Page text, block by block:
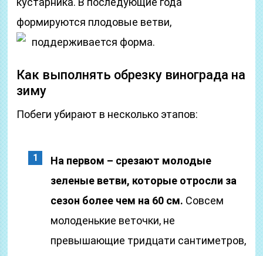
формируются плодовые ветви,
поддерживается форма.
Как выполнять обрезку винограда на
зиму
Побеги убирают в несколько этапов:
На первом – срезают молодые
зеленые ветви, которые отросли за
сезон более чем на 60 см. Совсем
молоденькие веточки, не
превышающие тридцати сантиметров,